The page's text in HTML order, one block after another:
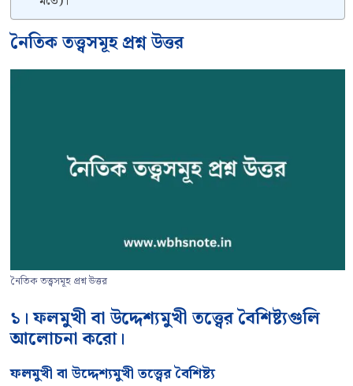
নৈতিক তত্ত্বসমূহ প্রশ্ন উত্তর
নৈতিক তত্ত্বসমূহ প্রশ্ন উত্তর
১। ফলমুখী বা উদ্দেশ্যমুখী তত্ত্বের বৈশিষ্ট্যগুলি
আলোচনা করো।
ফলমুখী বা উদ্দেশ্যমুখী তত্ত্বের বৈশিষ্ট্য